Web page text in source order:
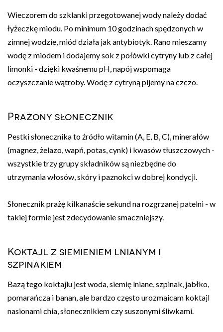
Wieczorem do szklanki przegotowanej wody należy dodać
łyżeczkę miodu. Po minimum 10 godzinach spędzonych w
zimnej wodzie, miód działa jak antybiotyk. Rano mieszamy
wodę z miodem i dodajemy sok z połówki cytryny lub z całej
limonki - dzięki kwaśnemu pH, napój wspomaga
oczyszczanie wątroby. Wodę z cytryną pijemy na czczo.
Prażony słonecznik
Pestki słonecznika to źródło witamin (A, E, B, C), minerałów
(magnez, żelazo, wapń, potas, cynk) i kwasów tłuszczowych -
wszystkie trzy grupy składników są niezbędne do
utrzymania włosów, skóry i paznokci w dobrej kondycji.
Słonecznik prażę kilkanaście sekund na rozgrzanej patelni - w
takiej formie jest zdecydowanie smaczniejszy.
Koktajl z siemieniem lnianym i
szpinakiem
Bazą tego koktajlu jest woda, siemię lniane, szpinak, jabłko,
pomarańcza i banan, ale bardzo często urozmaicam koktajl
nasionami chia, słonecznikiem czy suszonymi śliwkami.